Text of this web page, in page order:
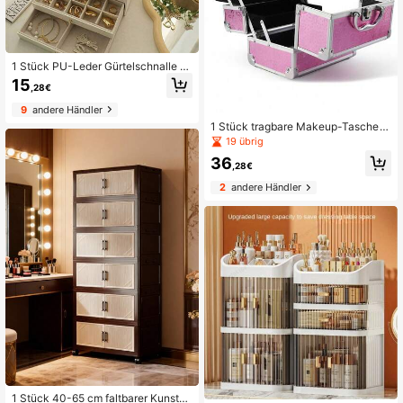
1 Stück PU-Leder Gürtelschnalle 3
-lagige Schmuckschachtel, Schmu
ckringbox, Ohrringe, Halsketten, Sc
hmuckdisplaybox, transparente Rin
gbox, Perlenaufbewahrungsbox, Vin
tage-Geschenk, Reise-Schmuckau
fbewahrungsbox, tragbare Schmuc
kaufbewahrungsbox, Valentinstags
geschenk
15 ,28€
9andere Händler
1 Stück 40-65 cm faltbarer Kunstst
1 Stück tragbare Makeup-Tasche
mit Spiegel, professionelle Makeup
-Utensilien, großer wasserdichter m
ultifunktionaler Reise-Kosmetikorg
19 übrig
36 ,28€
2andere Händler